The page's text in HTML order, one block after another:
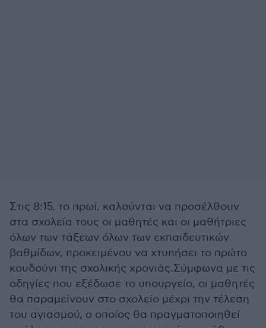
Στις 8:15, το πρωί, καλούνται να προσέλθουν
στα σχολεία τους οι μαθητές και οι μαθήτριες
όλων των τάξεων όλων των εκπαιδευτικών
βαθμίδων, προκειμένου να χτυπήσει το πρώτο
κουδούνι της σχολικής χρονιάς.Σύμφωνα με τις
οδηγίες που εξέδωσε το υπουργείο, οι μαθητές
θα παραμείνουν στο σχολείο μέχρι την τέλεση
του αγιασμού, ο οποίος θα πραγματοποιηθεί